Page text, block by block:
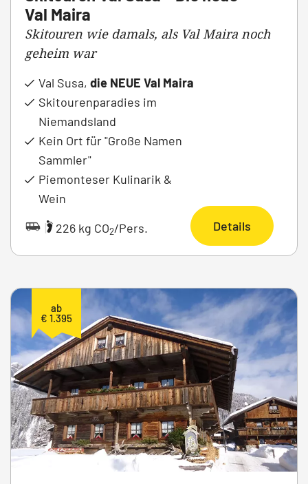
Val Maira
Skitouren wie damals, als Val Maira noch
geheim war
Val Susa, die NEUE Val Maira
Skitourenparadies im
Niemandsland
Kein Ort für "Große Namen
Sammler"
Piemonteser Kulinarik &
Wein
|
226 kg CO2/Pers. Details
ab
€ 1.395